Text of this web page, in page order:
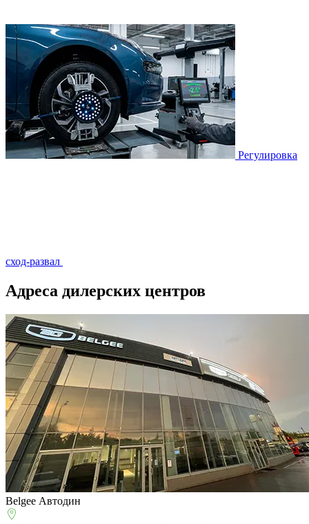
Регулировка
сход-развал
Адреса дилерских центров
Belgee Автодин